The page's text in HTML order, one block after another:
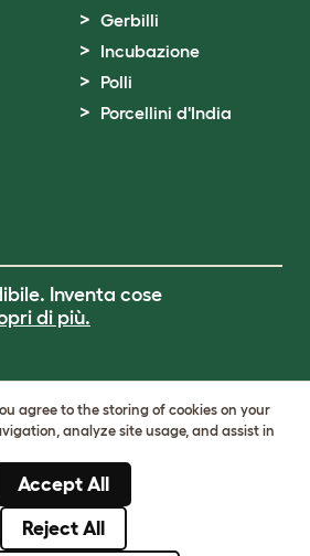
Gerbilli
Incubazione
Polli
Porcellini d'India
Inventa cose
di più.
della società:
agree to the storing of cookies on your
analyze site usage, and assist in
Accept All
Reject All